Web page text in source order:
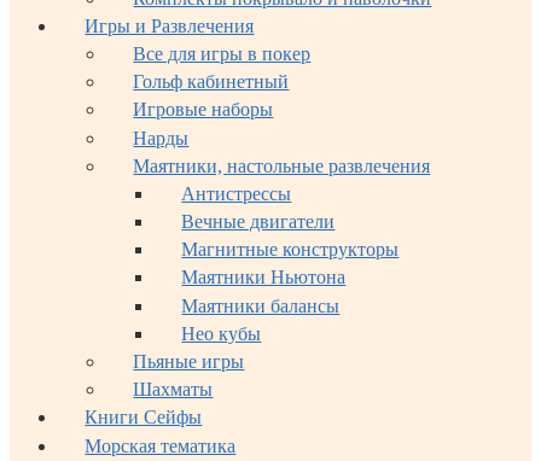
Игры и Развлечения
Все для игры в покер
Гольф кабинетный
Игровые наборы
Нарды
Маятники, настольные развлечения
Антистрессы
Вечные двигатели
Магнитные конструкторы
Маятники Ньютона
Маятники балансы
Нео кубы
Пьяные игры
Шахматы
Книги Сейфы
Морская тематика